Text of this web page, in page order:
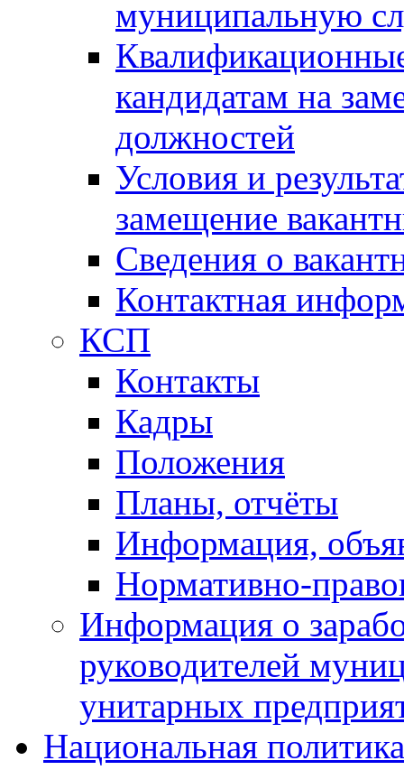
муниципальную
кандидатам на
должностей
Условия и
замещение
Сведения о
Контактная
КСП
Контакты
Кадры
Положения
Планы, отчёты
Информация,
Нормативно-
Информация о
руководителей
унитарных
Национальная политика